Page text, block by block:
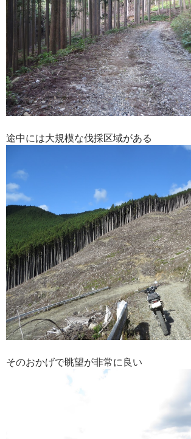
途中には大規模な伐採区域がある
そのおかげで眺望が非常に良い